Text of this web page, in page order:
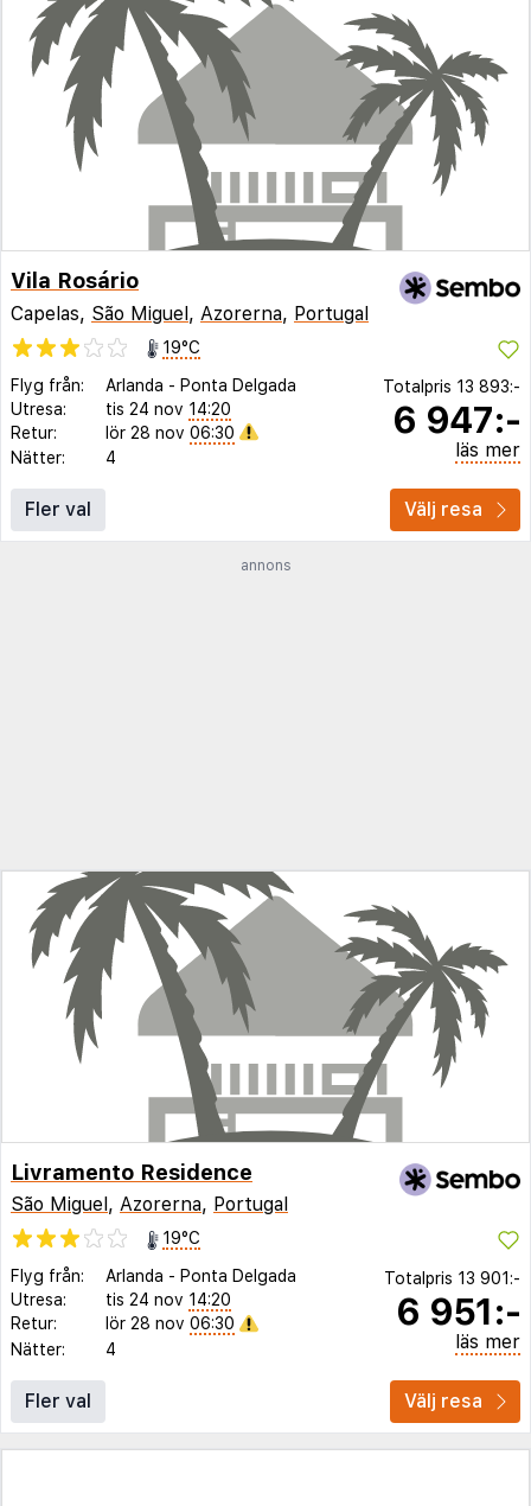
Vila Rosário
Capelas, São Miguel, Azorerna, Portugal
19°C
Flyg från:
Arlanda - Ponta Delgada
Utresa:
tis 24 nov 14:20
Retur:
lör 28 nov 06:30
Nätter:
4
Totalpris 13 893:-
6 947:-
läs mer
Fler val Välj resa
annons
Livramento Residence
São Miguel , Azorerna, Portugal
19°C
Flyg från:
Arlanda - Ponta Delgada
Utresa:
tis 24 nov 14:20
Retur:
lör 28 nov 06:30
Nätter:
4
Totalpris 13 901:-
6 951:-
läs mer
Fler val Välj resa